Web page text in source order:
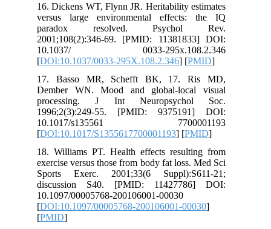
16. Dickens WT, Flynn JR. Heritability
versus large environmental
paradox resolved.
2001;108(2):346-69. [PMID:
10.1037/ 0033-
[DOI:10.1037/0033-295X.108.2.346
17. Basso MR, Schefft BK, 17.
Dember WN. Mood and global-
processing. J Int
1996;2(3):249-55. [PMID:
10.1017/s135561
[DOI:10.1017/S1355617700001193
18. Williams PT. Health effects
exercise versus those from body fat
Sports Exerc. 2001;33(6
discussion S40. [PMID:
10.1097/00005768-200106001-00030
[DOI:10.1097/00005768-200106001-